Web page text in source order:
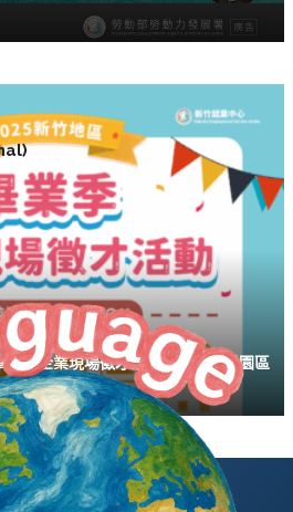
季企業現場徵才活動（台灣科學園區